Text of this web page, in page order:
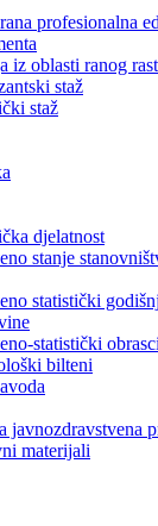
profesionalna
iz oblasti ranog
staž
staž
djelatnost
stanje
statistički
statistički obrasci
bilteni
javnozdravstvena
materijali